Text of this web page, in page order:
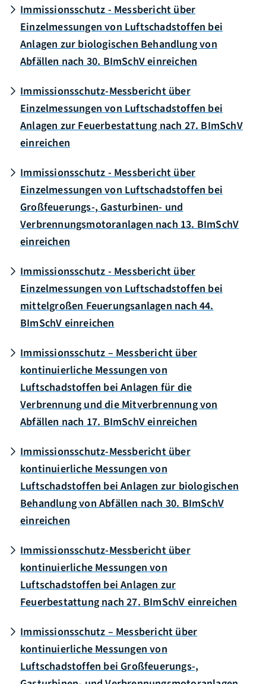
Immissionsschutz - Messbericht über
Einzelmessungen von Luftschadstoffen bei
Anlagen zur biologischen Behandlung von
Abfällen nach 30. BImSchV einreichen
Immissionsschutz-Messbericht über
Einzelmessungen von Luftschadstoffen bei
Anlagen zur Feuerbestattung nach 27. BImSchV
einreichen
Immissionsschutz - Messbericht über
Einzelmessungen von Luftschadstoffen bei
Großfeuerungs-, Gasturbinen- und
Verbrennungsmotoranlagen nach 13. BImSchV
einreichen
Immissionsschutz - Messbericht über
Einzelmessungen von Luftschadstoffen bei
mittelgroßen Feuerungsanlagen nach 44.
BImSchV einreichen
Immissionsschutz – Messbericht über
kontinuierliche Messungen von
Luftschadstoffen bei Anlagen für die
Verbrennung und die Mitverbrennung von
Abfällen nach 17. BImSchV einreichen
Immissionsschutz-Messbericht über
kontinuierliche Messungen von
Luftschadstoffen bei Anlagen zur biologischen
Behandlung von Abfällen nach 30. BImSchV
einreichen
Immissionsschutz-Messbericht über
kontinuierliche Messungen von
Luftschadstoffen bei Anlagen zur
Feuerbestattung nach 27. BImSchV einreichen
Immissionsschutz – Messbericht über
kontinuierliche Messungen von
Luftschadstoffen bei Großfeuerungs-,